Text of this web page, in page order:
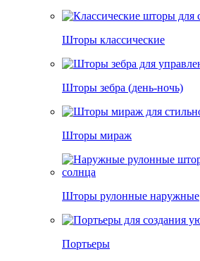
Шторы классические
Шторы зебра (день-ночь)
Шторы мираж
Шторы рулонные наружные
Портьеры